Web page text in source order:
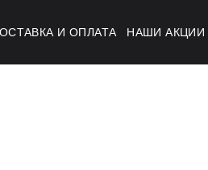
И ОПЛАТА НАШИ АКЦИИ